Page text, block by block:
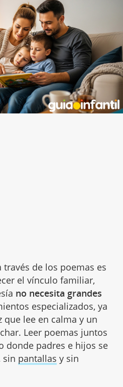
de los poemas es
el vínculo familiar,
no necesita grandes
especializados, ya
que lee en calma y un
Leer poemas juntos
donde padres e hijos se
sin pantallas y sin